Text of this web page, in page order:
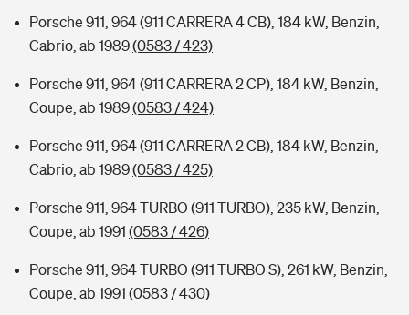
Porsche 911, 964 (911 CARRERA 4 CB), 184 kW, Benzin,
Cabrio, ab 1989(0583 / 423)
Porsche 911, 964 (911 CARRERA 2 CP), 184 kW, Benzin,
Coupe, ab 1989(0583 / 424)
Porsche 911, 964 (911 CARRERA 2 CB), 184 kW, Benzin,
Cabrio, ab 1989(0583 / 425)
Porsche 911, 964 TURBO (911 TURBO), 235 kW, Benzin,
Coupe, ab 1991 (0583 / 426)
Porsche 911, 964 TURBO (911 TURBO S), 261 kW, Benzin,
Coupe, ab 1991 (0583 / 430)